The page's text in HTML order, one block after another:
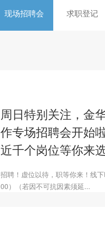
现场招聘会 求职登记
周日特别关注，金
作专场招聘会开始
近千个岗位等你来
招聘！虚位以待，职等你来！线
00）（若因不可抗因素须延...